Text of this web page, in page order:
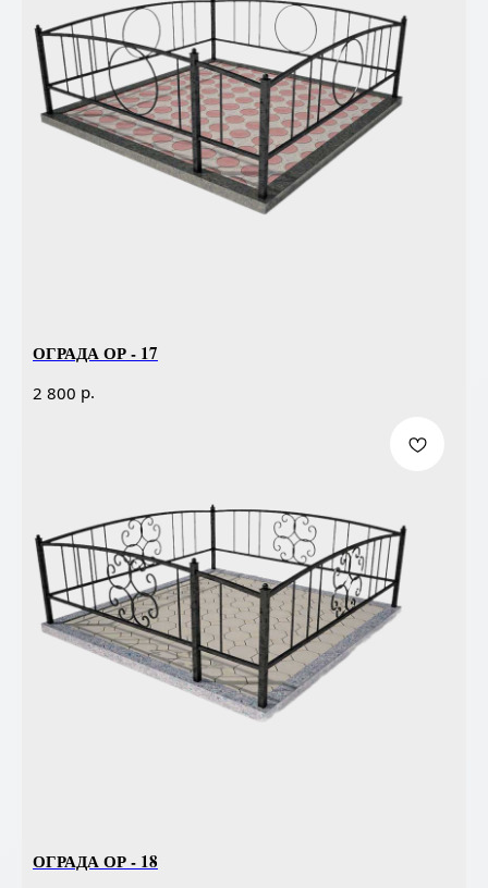
ОГРАДА ОР - 17
2 800 р.
ОГРАДА ОР - 18